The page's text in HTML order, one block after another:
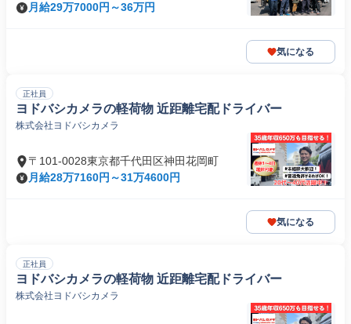
月給29万7000円～36万円
気になる
正社員
ヨドバシカメラの軽荷物 近距離宅配ドライバー
株式会社ヨドバシカメラ
〒101-0028東京都千代田区神田花岡町
月給28万7160円～31万4600円
気になる
正社員
ヨドバシカメラの軽荷物 近距離宅配ドライバー
株式会社ヨドバシカメラ